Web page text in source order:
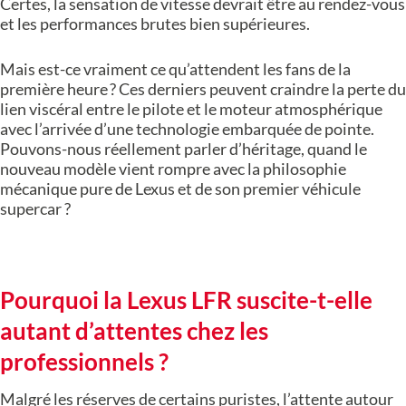
et les performances brutes bien supérieures.
Mais est-ce vraiment ce qu’attendent les fans de la
première heure ? Ces derniers peuvent craindre la perte du
lien viscéral entre le pilote et le moteur atmosphérique
avec l’arrivée d’une technologie embarquée de pointe.
Pouvons-nous réellement parler d’héritage, quand le
nouveau modèle vient rompre avec la philosophie
mécanique pure de Lexus et de son premier véhicule
supercar ?
Pourquoi la Lexus LFR suscite-t-elle
autant d’attentes chez les
professionnels ?
Malgré les réserves de certains puristes, l’attente autour